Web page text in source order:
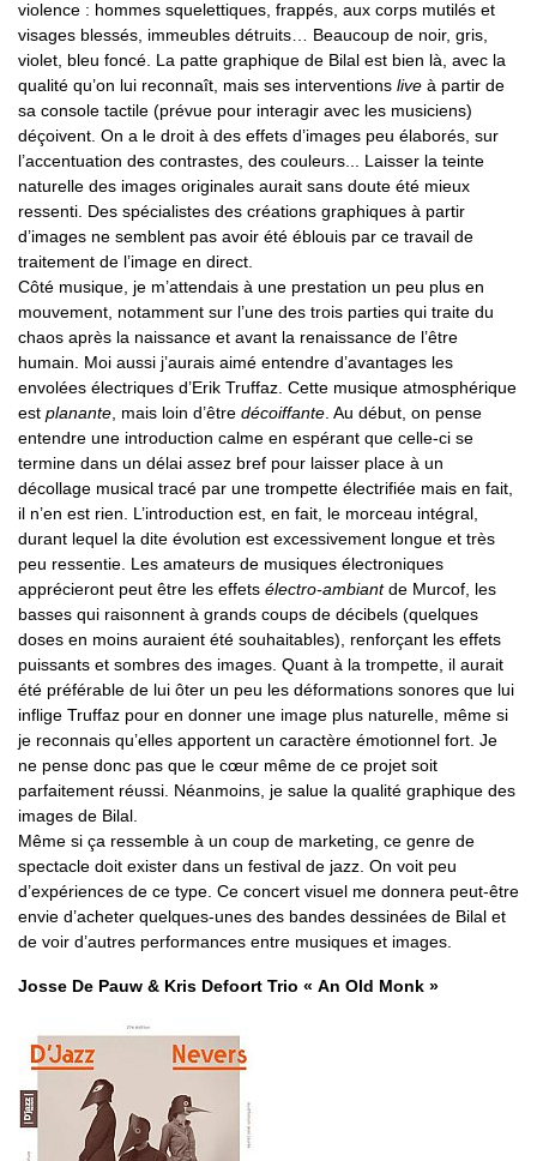
violence : hommes squelettiques, frappés, aux corps mutilés et
visages blessés, immeubles détruits… Beaucoup de noir, gris,
violet, bleu foncé. La patte graphique de Bilal est bien là, avec la
qualité qu’on lui reconnaît, mais ses interventions live à partir de
sa console tactile (prévue pour interagir avec les musiciens)
déçoivent. On a le droit à des effets d’images peu élaborés, sur
l’accentuation des contrastes, des couleurs... Laisser la teinte
naturelle des images originales aurait sans doute été mieux
ressenti. Des spécialistes des créations graphiques à partir
d’images ne semblent pas avoir été éblouis par ce travail de
traitement de l’image en direct.
Côté musique, je m’attendais à une prestation un peu plus en
mouvement, notamment sur l’une des trois parties qui traite du
chaos après la naissance et avant la renaissance de l’être
humain. Moi aussi j’aurais aimé entendre d’avantages les
envolées électriques d’Erik Truffaz. Cette musique atmosphérique
est planante , mais loin d’être décoiffante . Au début, on pense
entendre une introduction calme en espérant que celle-ci se
termine dans un délai assez bref pour laisser place à un
décollage musical tracé par une trompette électrifiée mais en fait,
il n’en est rien. L’introduction est, en fait, le morceau intégral,
durant lequel la dite évolution est excessivement longue et très
peu ressentie. Les amateurs de musiques électroniques
apprécieront peut être les effets électro-ambiantde Murcof, les
basses qui raisonnent à grands coups de décibels (quelques
doses en moins auraient été souhaitables), renforçant les effets
puissants et sombres des images. Quant à la trompette, il aurait
été préférable de lui ôter un peu les déformations sonores que lui
inflige Truffaz pour en donner une image plus naturelle, même si
je reconnais qu’elles apportent un caractère émotionnel fort. Je
ne pense donc pas que le cœur même de ce projet soit
parfaitement réussi. Néanmoins, je salue la qualité graphique des
images de Bilal.
Même si ça ressemble à un coup de marketing, ce genre de
spectacle doit exister dans un festival de jazz. On voit peu
d’expériences de ce type. Ce concert visuel me donnera peut-être
envie d’acheter quelques-unes des bandes dessinées de Bilal et
de voir d’autres performances entre musiques et images.
Josse De Pauw & Kris Defoort Trio « An Old Monk »